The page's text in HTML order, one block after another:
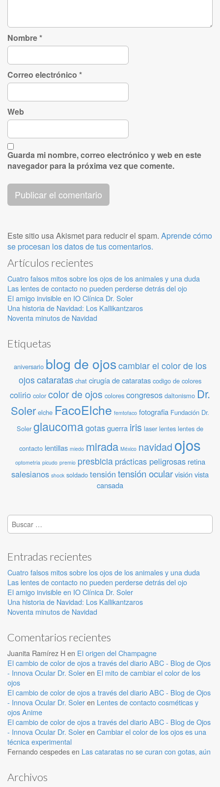
Nombre*
Correo electrónico *
Web
Guarda mi nombre, correo electrónico y web en este
navegador para la próxima vez que comente.
Este sitio usa Akismet para reducir el spam. Aprende cómo
se procesan los datos de tus comentarios.
Artículos recientes
Cuatro falsos mitos sobre los ojos de los animales y una duda
Las lentes de contacto no pueden perderse detrás del ojo
El amigo invisible en IO Clínica Dr. Soler
Una historia de Navidad: Los Kallikantzaros
Noventa minutos de Navidad
Etiquetas
aniversario blog de ojoscambiar el color de los
ojos cataratas chat cirugía de cataratas codigo de colores
colirio color color de ojos colores congresos daltonismo Dr.
Soler elche FacoElche femtofaco fotografia Fundación Dr.
Soler glaucomagotasguerra iris laser lentes lentes de
contacto lentillas miedo mirada México navidad ojos
optometria picudo premio presbicia prácticas peligrosas retina
salesianos shock soldado tensión tensión ocularvisiónvista
cansada
Buscar:
Entradas recientes
Cuatro falsos mitos sobre los ojos de los animales y una duda
Las lentes de contacto no pueden perderse detrás del ojo
El amigo invisible en IO Clínica Dr. Soler
Una historia de Navidad: Los Kallikantzaros
Noventa minutos de Navidad
Comentarios recientes
Juanita Ramírez Hen El origen del Champagne
El cambio de color de ojos a través del diario ABC - Blog de Ojos
- Innova Ocular Dr. Soleren El mito de cambiar el color de los
ojos
El cambio de color de ojos a través del diario ABC - Blog de Ojos
- Innova Ocular Dr. Soleren Lentes de contacto cosméticas y
ojos Anime
El cambio de color de ojos a través del diario ABC - Blog de Ojos
- Innova Ocular Dr. Soleren Cambiar el color de los ojos es una
técnica experimental
Fernando cespedesen Las cataratas no se curan con gotas, aún
Archivos